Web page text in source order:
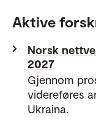
Aktive
Norsk
2027
Gjennom
videreføres
Ukraina.